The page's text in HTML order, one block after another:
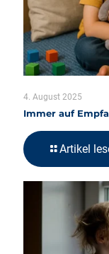
4. August 2025
Immer auf
Artikel